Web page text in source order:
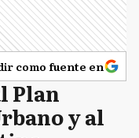
como fuente en
Plan
y al